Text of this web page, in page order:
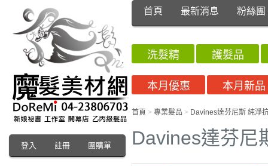
登入 註冊 團購單
首頁 最新消息 粉絲團
洗髮精
護髮品
本月優惠
本月新品
首頁 > 專業髮品 > Davines達芬尼斯 純淨
Davines達芬尼